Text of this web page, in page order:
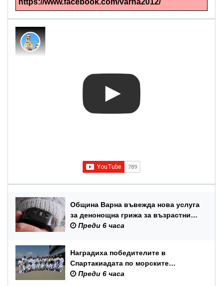
https://www.facebook.com/varna2012/
Община Варна въвежда нова услуга
за денонощна грижа за възрастни
хора и лица с трайни увреждания
Преди 6 часа
Наградиха победителите в
Спартакиадата по морските
спортове на Военноморските сили
Преди 6 часа